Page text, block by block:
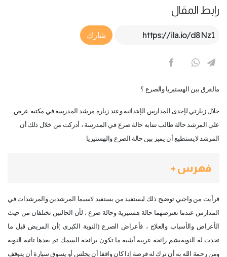
رابط المقال
Article Link
شارك
مالفرق بين الهستيريا والصرع ؟
خلال زيارتي لإحدى المدارس الإبتدائية وعند زيارة مرشد المدرسة في مكتبه عرض
علي المرشد حالة طالب تنتابه حالة صرع في المدرسة ، أدركت من خلال ذلك أن
المرشد لايستطيع أن يميز بين حالة الصرع والهستيريا
فهرس +
فرأيت من واجبي توضيح ذلك ليستفيد من يستفيد لاسيما المرشدين والمرشدات في
المدارس عندما تعترضهما حالة هستيرية وحالة صرع ، لأن الحالتين تختلفان من حيث
الأعراض والأسباب والعلاج ، فأعراض الصرع (النوبة الكبرى )أن المريض قبل ما
تحدث له النوبةيشم رائحة غريبة أشبه ما تكون برائحة السمك ثم بعدها تاتيه النوبة
ومن رحمة الله به أن ترك له فرصة إذا كان واقفا أن يجلس أو يسوق سيارة أن يتوقف